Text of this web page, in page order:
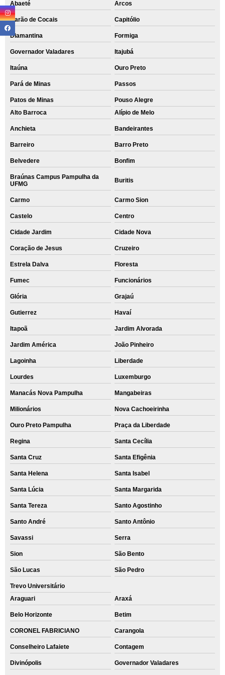
Abaeté Arcos
Barão de Cocais Capitólio
Diamantina Formiga
Governador Valadares Itajubá
Itaúna Ouro Preto
Pará de Minas Passos
Patos de Minas
Pouso Alegre
Alto Barroca
Alípio de Melo
Anchieta Bandeirantes
Barreiro Barro Preto
Belvedere Bonfim
Braúnas Campus Pampulha da
UFMG
Buritis
Carmo Carmo Sion
Castelo Centro
Cidade Jardim Cidade Nova
Coração de Jesus Cruzeiro
Estrela Dalva Floresta
Fumec Funcionários
Glória Grajaú
Gutierrez Havaí
Itapoã Jardim Alvorada
Jardim América João Pinheiro
Lagoinha Liberdade
Lourdes Luxemburgo
Manacás Nova Pampulha Mangabeiras
Milionários Nova Cachoeirinha
Ouro Preto Pampulha Praça da Liberdade
Regina Santa Cecília
Santa Cruz Santa Efigênia
Santa Helena Santa Isabel
Santa Lúcia Santa Margarida
Santa Tereza Santo Agostinho
Santo André Santo Antônio
Savassi Serra
Sion São Bento
São Lucas São Pedro
Trevo Universitário
Araguari
Araxá
Belo Horizonte Betim
CORONEL FABRICIANO Carangola
Conselheiro Lafaiete Contagem
Divinópolis Governador Valadares